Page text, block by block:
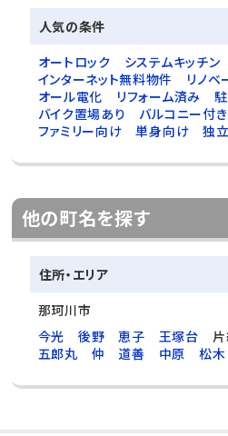
人気の条件
オートロック
システムキッチン
インターネット無料物件
リノベ
オール電化
リフォーム済み
バイク置場あり
バルコニー付き
ファミリー向け
単身向け 独
他の町名を探す
住所・エリア
那珂川市
今光
後野 恵子 王塚台
五郎丸
仲 道善 中原 松木